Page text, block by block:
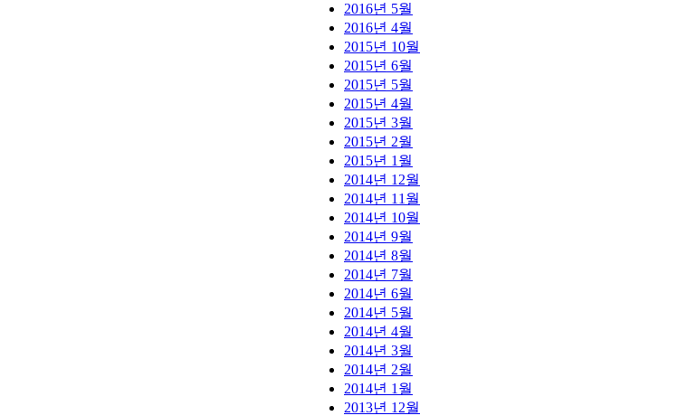
2016년 5월
2016년 4월
2015년 10월
2015년 6월
2015년 5월
2015년 4월
2015년 3월
2015년 2월
2015년 1월
2014년 12월
2014년 11월
2014년 10월
2014년 9월
2014년 8월
2014년 7월
2014년 6월
2014년 5월
2014년 4월
2014년 3월
2014년 2월
2014년 1월
2013년 12월